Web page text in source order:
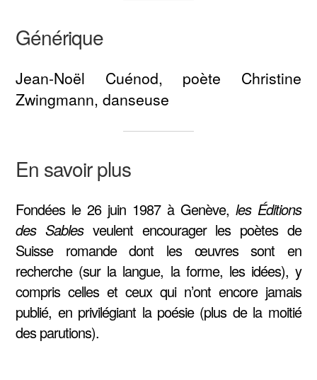
Générique
Jean-Noël Cuénod, poète Christine
Zwingmann, danseuse
En savoir plus
Fondées le 26 juin 1987 à Genève, les Éditions
des Sablesveulent encourager les poètes de
Suisse romande dont les œuvres sont en
recherche (sur la langue, la forme, les idées), y
compris celles et ceux qui n’ont encore jamais
publié, en privilégiant la poésie (plus de la moitié
des parutions).